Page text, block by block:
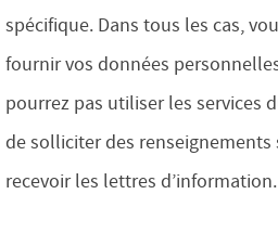
spécifique. Dans tous les cas,
fournir vos données
pourrez pas utiliser les services
de solliciter des
recevoir les lettres d’information.